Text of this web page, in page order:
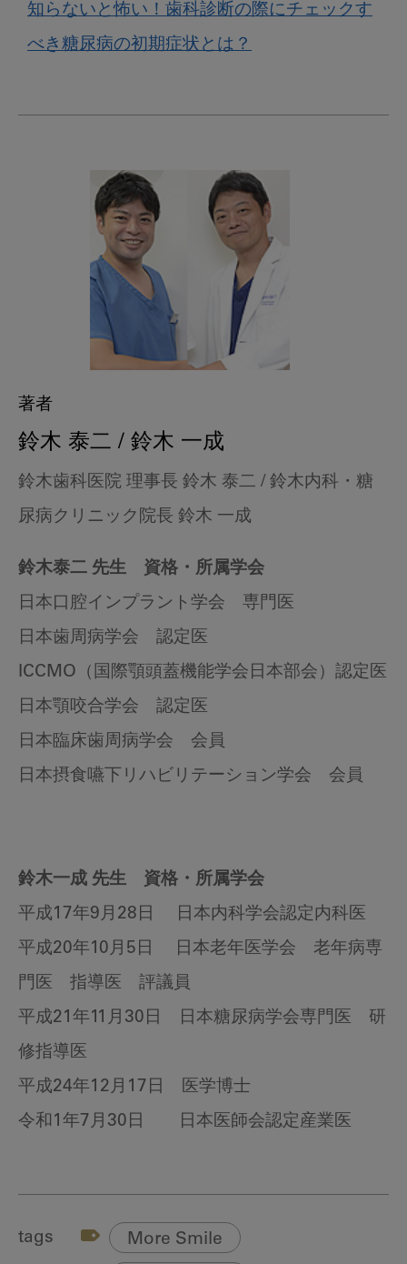
知らないと怖い！歯科診断の際にチェックす
べき糖尿病の初期症状とは？
著者
鈴木 泰二 / 鈴木 一成
鈴木歯科医院 理事長 鈴木 泰二 / 鈴木内科・糖
尿病クリニック院長 鈴木 一成
鈴木泰二 先生 資格・所属学会
日本口腔インプラント学会 専門医
日本歯周病学会 認定医
ICCMO（国際顎頭蓋機能学会日本部会）認定医
日本顎咬合学会 認定医
日本臨床歯周病学会 会員
日本摂食嚥下リハビリテーション学会 会員
鈴木一成 先生 資格・所属学会
平成17年9月28日 日本内科学会認定内科医
平成20年10月5日 日本老年医学会 老年病専
門医 指導医 評議員
平成21年11月30日 日本糖尿病学会専門医 研
修指導医
平成24年12月17日 医学博士
令和1年7月30日 日本医師会認定産業医
tags More Smile